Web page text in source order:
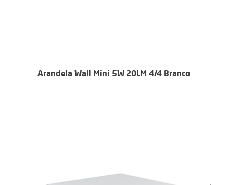
Arandela Wall Mini 5W 20LM 4/4 Branco